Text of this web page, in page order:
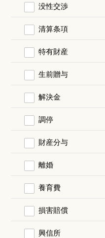
没性交渉
清算条項
特有財産
生前贈与
解決金
調停
財産分与
離婚
養育費
損害賠償
興信所